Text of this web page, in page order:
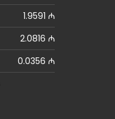
1.9591 ₼
2.0816 ₼
0.0356 ₼